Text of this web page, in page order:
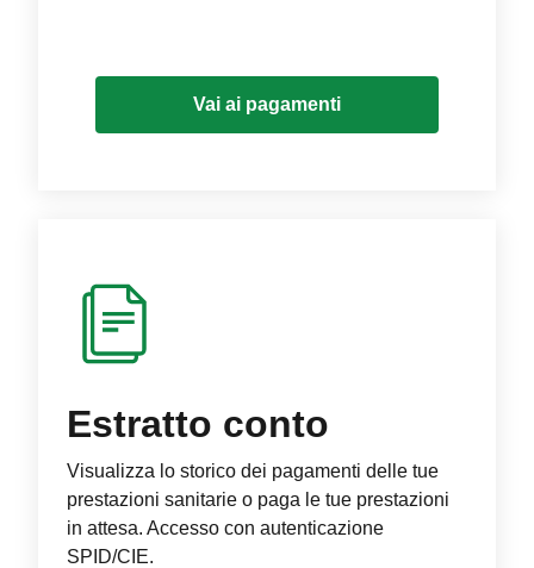
Vai ai pagamenti
Estratto conto
Visualizza lo storico dei pagamenti delle tue
prestazioni sanitarie o paga le tue prestazioni
in attesa. Accesso con autenticazione
SPID/CIE.